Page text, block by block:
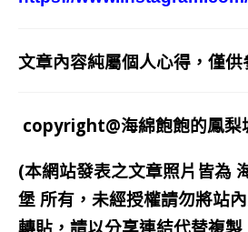
文章內容純屬個人心得，僅供
copyright@海綿飽飽的鳳梨
(本網站發表之文章照片皆為
堡 所有，未經授權請勿將站
轉貼，請以分享連結代替複製